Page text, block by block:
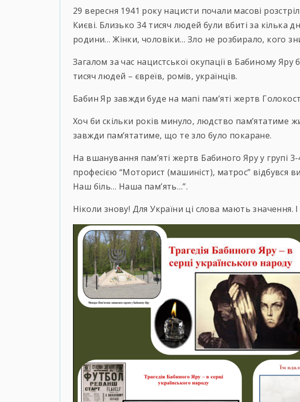
29 вересня 1941 року нацисти почали масові
Києві. Близько 34 тисяч людей були вбиті за кілька
родини… Жінки, чоловіки… Зло не розбирало, кого
Загалом за час нацистської окупації в Бабиному Яру
тисяч людей – євреїв, ромів, українців.
Бабин Яр завжди буде на мапі пам’яті жертв
Хоч би скільки років минуло, людство пам’ятатиме
завжди пам’ятатиме, що те зло було покаране.
На вшанування пам’яті жертв Бабиного Яру у групі
професією “Моторист (машиніст), матрос” відбувся
Наш біль… Наша пам’ять…”.
Ніколи знову! Для України ці слова мають значення.